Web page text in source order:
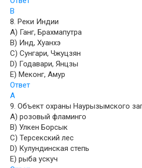
B
8. Реки Индии
A) Ганг, Брахмапутра
B) Инд, Хуанхэ
C) Сунгари, Чжуцзян
D) Годавари, Янцзы
E) Меконг, Амур
Ответ
A
9. Объект охраны Наурызымского
A) розовый фламинго
B) Улкен Борсык
C) Терсекский лес
D) Кулундинская степь
E) рыба ускуч